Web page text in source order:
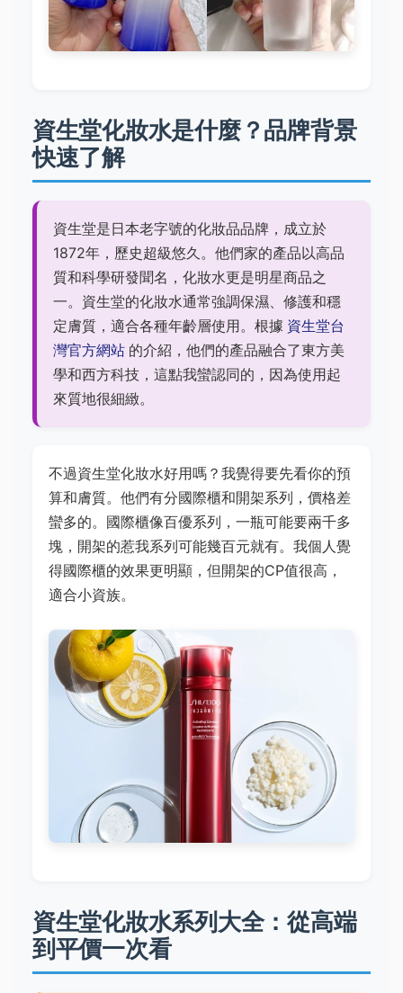
資生堂化妝水是什麼？品牌背景
快速了解
資生堂是日本老字號的化妝品品牌，成立於
1872年，歷史超級悠久。他們家的產品以高品
質和科學研發聞名，化妝水更是明星商品之
一。資生堂的化妝水通常強調保濕、修護和穩
定膚質，適合各種年齡層使用。根據 資生堂台
灣官方網站 的介紹，他們的產品融合了東方美
學和西方科技，這點我蠻認同的，因為使用起
來質地很細緻。
不過資生堂化妝水好用嗎？我覺得要先看你的預
算和膚質。他們有分國際櫃和開架系列，價格差
蠻多的。國際櫃像百優系列，一瓶可能要兩千多
塊，開架的惹我系列可能幾百元就有。我個人覺
得國際櫃的效果更明顯，但開架的CP值很高，
適合小資族。
資生堂化妝水系列大全：從高端
到平價一次看